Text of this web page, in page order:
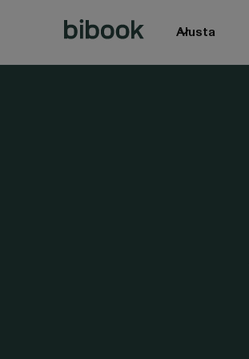
Alusta